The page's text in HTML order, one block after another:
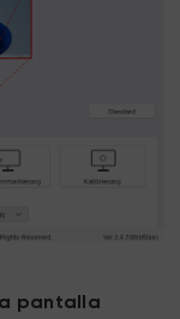
pantalla